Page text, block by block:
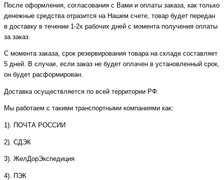
После оформления, согласования с Вами и оплаты заказа, как только
денежные средства отразится на Нашем счете, товар будет передан
в доставку в течении 1-2х рабочих дней с момента получения оплаты
за заказ.
С момента заказа, срок резервирования товара на складе составляет
5 дней. В случае, если заказ не будет оплачен в установленный срок,
он будет расформирован.
Доставка осуществляется по всей территории РФ.
Мы работаем с такими транспортными компаниями как:
1). ПОЧТА РОССИИ
2). СДЭК
3). ЖелДорЭкспедиция
4). ПЭК